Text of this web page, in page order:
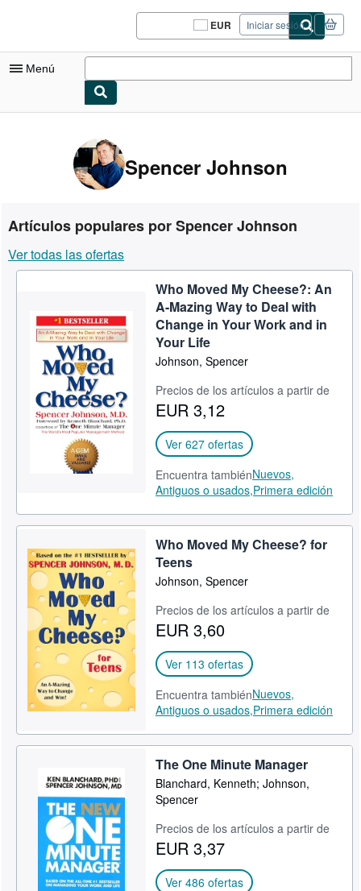
Pasar al contenido principal
EUR
Preferencias
de
del
Iniciar sesión
Menú
Consultar mis pedidos
Cerrar sesión
Colecciones
Libros antiguos
Vendedores
Comenzar a vender
Ayuda
CERRAR
Spencer Johnson
Artículos populares por Spencer Johnson
Ver todas las ofertas
Who Moved My Cheese?: An
A-Mazing Way to Deal with
Change in Your Work and in
Your Life
Johnson, Spencer
Precios de los artículos a partir de
EUR 3,12
Ver 627 ofertas
Encuentra tambiénNuevos,
Antiguos o usados,Primera edición
Who Moved My Cheese? for
Teens
Johnson, Spencer
Precios de los artículos a partir de
EUR 3,60
Ver 113 ofertas
Encuentra tambiénNuevos,
Antiguos o usados,Primera edición
The One Minute Manager
Blanchard, Kenneth; Johnson,
Spencer
Precios de los artículos a partir de
EUR 3,37
Ver 486 ofertas